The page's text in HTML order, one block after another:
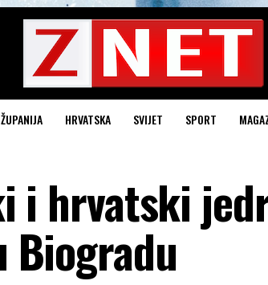
HRVATSKA SVIJET SPORT
i hrvatski
Biogradu